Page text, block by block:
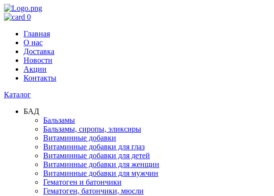
0
Главная
О нас
Доставка
Новости
Акции
Контакты
Каталог
БАД
Бальзамы
Бальзамы, сиропы, эликсиры
Витаминные добавки
Витаминные добавки для глаз
Витаминные добавки для детей
Витаминные добавки для женщин
Витаминные добавки для мужчин
Гематоген и батончики
Гематоген, батончики, мюсли